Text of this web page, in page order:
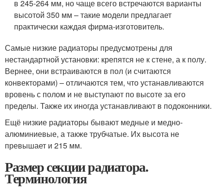
в 245-264 мм, но чаще всего встречаются варианты
высотой 350 мм – такие модели предлагает
практически каждая фирма-изготовитель.
Самые низкие радиаторы предусмотрены для
нестандартной установки: крепятся не к стене, а к полу.
Вернее, они встраиваются в пол (и считаются
конвекторами) – отличаются тем, что устанавливаются
вровень с полом и не выступают по высоте за его
пределы. Также их иногда устанавливают в подоконники.
Ещё низкие радиаторы бывают медные и медно-
алюминиевые, а также трубчатые. Их высота не
превышает и 215 мм.
Размер секции радиатора.
Терминология